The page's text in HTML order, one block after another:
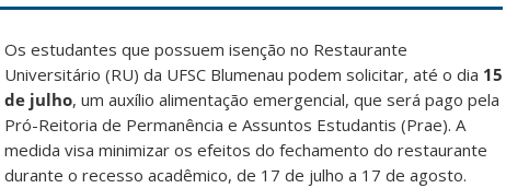
Os estudantes que possuem isenção no Restaurante
Universitário (RU) da UFSC Blumenau podem solicitar, até o dia 15
de julho, um auxílio alimentação emergencial, que será pago pela
Pró-Reitoria de Permanência e Assuntos Estudantis (Prae). A
medida visa minimizar os efeitos do fechamento do restaurante
durante o recesso acadêmico, de 17 de julho a 17 de agosto.